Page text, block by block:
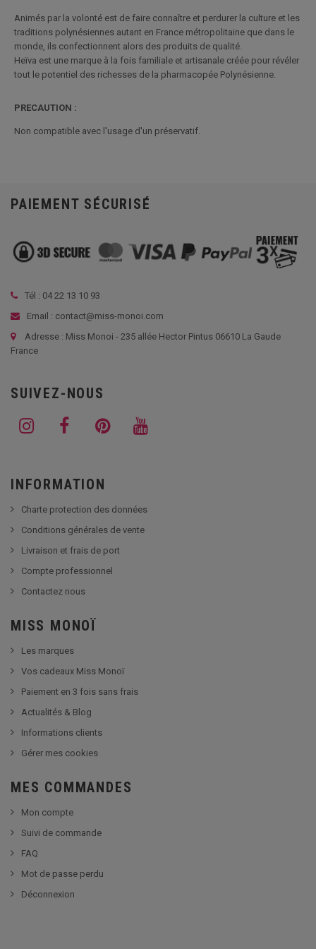
Animés par la volonté est de faire connaître et perdurer la culture et les
traditions polynésiennes autant en France métropolitaine que dans le
monde, ils confectionnent alors des produits de qualité.
Heïva est une marque à la fois familiale et artisanale créée pour révéler
tout le potentiel des richesses de la pharmacopée Polynésienne.
PRECAUTION :
Non compatible avec l'usage d'un préservatif.
PAIEMENT SÉCURISÉ
Tél : 04 22 13 10 93
Email : contact@miss-monoi.com
Adresse : Miss Monoi - 235 allée Hector Pintus 06610 La Gaude
France
SUIVEZ-NOUS
INFORMATION
Charte protection des données
Conditions générales de vente
Livraison et frais de port
Compte professionnel
Contactez nous
MISS MONOÏ
Les marques
Vos cadeaux Miss Monoï
Paiement en 3 fois sans frais
Actualités & Blog
Informations clients
Gérer mes cookies
MES COMMANDES
Mon compte
Suivi de commande
FAQ
Mot de passe perdu
Déconnexion